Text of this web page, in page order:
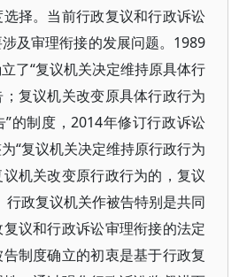
择。当前行政复议和行政诉讼
及审理衔接的发展问题。1989
了“复议机关决定维持原具体行
复议机关改变原具体行政行为
的制度，2014年修订行政诉讼
“复议机关决定维持原行政行为
机关改变原行政行为的，复议
行政复议机关作被告特别是共同
议和行政诉讼审理衔接的法定
制度确立的初衷是基于行政复